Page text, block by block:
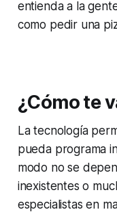
entienda a la
como pedir una
¿Cómo te
La tecnología
pueda programa
modo no se
inexistentes o
especialistas en